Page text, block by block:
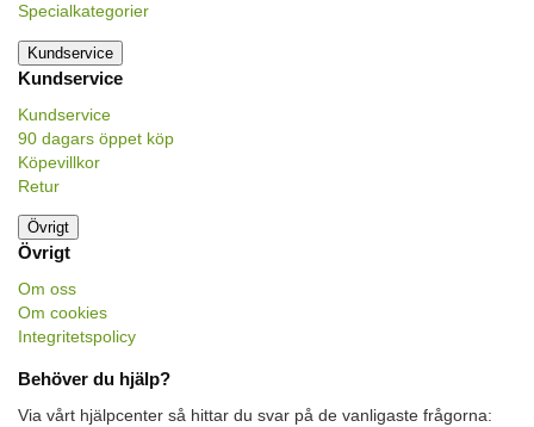
Specialkategorier
Kundservice
Kundservice
Kundservice
90 dagars öppet köp
Köpevillkor
Retur
Övrigt
Övrigt
Om oss
Om cookies
Integritetspolicy
Behöver du hjälp?
Via vårt hjälpcenter så hittar du svar på de vanligaste frågorna: